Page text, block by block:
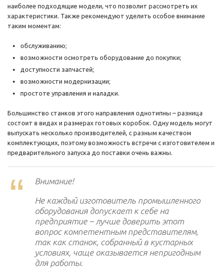
наиболее подходящие модели, что позволит рассмотреть их
характеристики. Также рекомендуют уделить особое внимание
таким моментам:
обслуживанию;
возможности осмотреть оборудование до покупки;
доступности запчастей;
возможности модернизации;
простоте управления и наладки.
Большинство станков этого направления однотипны – разница
состоит в видах и размерах готовых коробок. Одну модель могут
выпускать несколько производителей, с разным качеством
комплектующих, поэтому возможность встречи с изготовителем и
предварительного запуска до поставки очень важны.
Внимание!
Не каждый изготовитель промышленного
оборудования допускает к себе на
предприятие – лучше доверить этот
вопрос компетентным представителям,
так как станок, собранный в кустарных
условиях, чаще оказывается непригодным
для работы.